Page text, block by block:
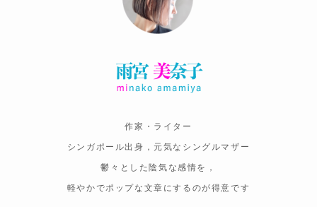
作家・ライター
シンガポール出身，元気なシングルマザー
鬱々とした陰気な感情を，
軽やかでポップな文章にするのが得意です